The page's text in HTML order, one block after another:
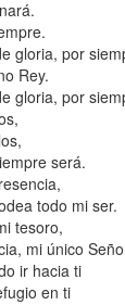
gloria, por
Rey.
gloria, por
será.
todo mi ser.
tesoro,
mi único
ir hacia ti
en ti